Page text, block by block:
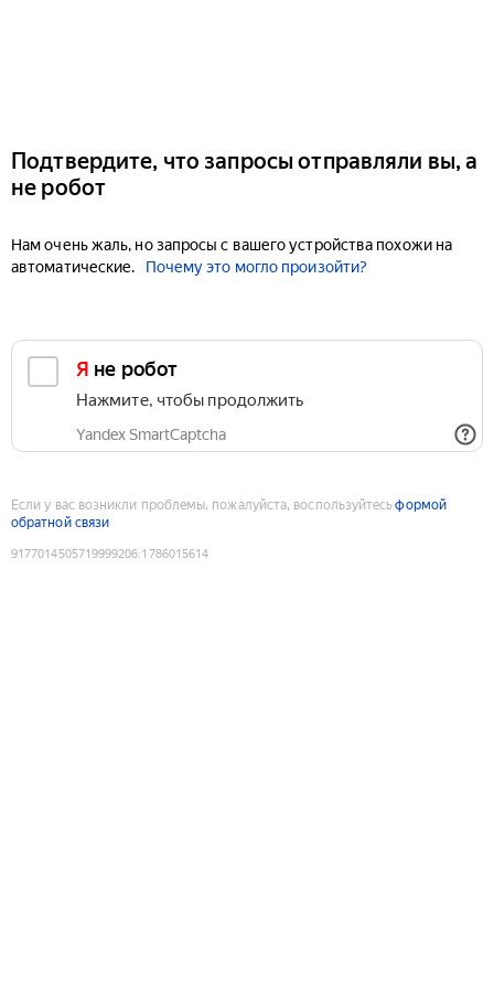
Подтвердите, что запросы отправляли вы, а
не робот
Нам очень жаль, но запросы с вашего устройства похожи на
автоматические.
Почему это могло произойти?
Я не робот
Нажмите, чтобы продолжить
Yandex SmartCaptcha
Если у вас возникли проблемы, пожалуйста, воспользуйтесьформой
обратной связи
9177014505719999206:1786015614